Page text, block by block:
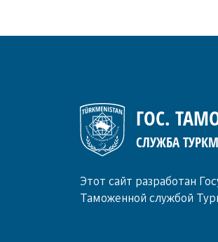
ГОС.
СЛУЖБА
Этот сайт разработан
Таможенной службой